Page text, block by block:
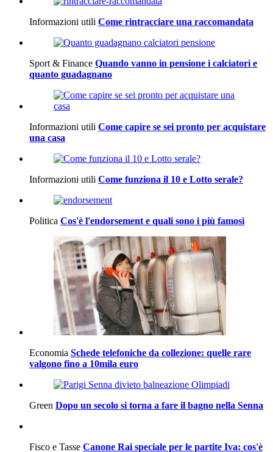
Informazioni utili Come rintracciare una raccomandata
Sport & Finance Quando vanno in pensione i calciatori e
quanto guadagnano
Informazioni utili Come capire se sei pronto per acquistare
una casa
Informazioni utili Come funziona il 10 e Lotto serale?
Politica Cos'è l'endorsement e quali sono i più famosi
Economia Schede telefoniche da collezione: quelle rare
valgono fino a 10mila euro
Green Dopo un secolo si torna a fare il bagno nella Senna
Fisco e Tasse Canone Rai speciale per le partite Iva: cos'è